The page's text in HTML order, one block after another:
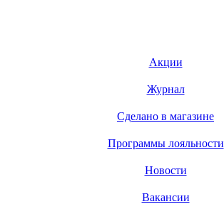
Акции
Журнал
Сделано в магазине
Программы лояльности
Новости
Вакансии